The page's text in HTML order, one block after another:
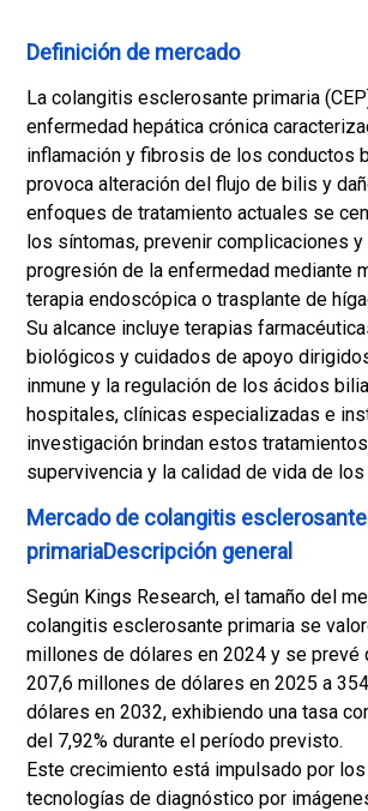
Definición de mercado
La colangitis esclerosante primaria
enfermedad hepática crónica
inflamación y fibrosis de los conductos
provoca alteración del flujo de bilis y
enfoques de tratamiento actuales se
los síntomas, prevenir complicaciones y
progresión de la enfermedad mediante
terapia endoscópica o trasplante de
Su alcance incluye terapias
biológicos y cuidados de apoyo
inmune y la regulación de los ácidos
hospitales, clínicas especializadas e
investigación brindan estos
supervivencia y la calidad de vida de
Mercado de colangitis esclerosante
primariaDescripción general
Según Kings Research, el tamaño del
colangitis esclerosante primaria se
millones de dólares en 2024 y se prevé
207,6 millones de dólares en 2025 a
dólares en 2032, exhibiendo una tasa
del 7,92% durante el período previsto.
Este crecimiento está impulsado por
tecnologías de diagnóstico por